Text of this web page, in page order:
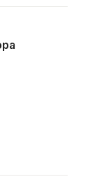
röster: